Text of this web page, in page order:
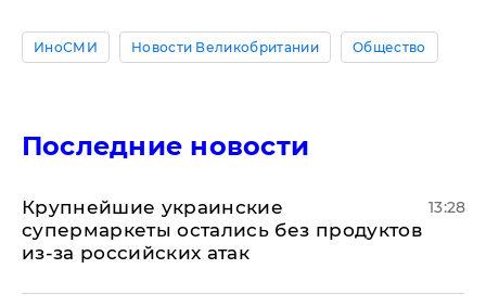
ИноСМИ Новости Великобритании Общество
Последние новости
Крупнейшие украинские
супермаркеты остались без продуктов
из-за российских атак
13:28